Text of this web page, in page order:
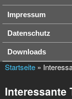
Impressum
Datenschutz
Downloads
Startseite »
Interessante